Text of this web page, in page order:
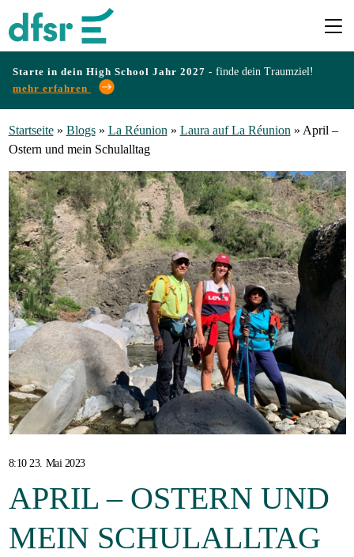
Starte in dein High School Jahr 2027 - finde dein Traumziel!
mehr erfahren
Programme
Infos
&
Erfahrungen
Preise
Gastfamilie
werden
Startseite» Blogs» La Réunion» Laura auf La Réunion» April –
Ostern und mein Schulalltag
8:10 23. Mai 2023
APRIL – OSTERN UND
MEIN SCHULALLTAG